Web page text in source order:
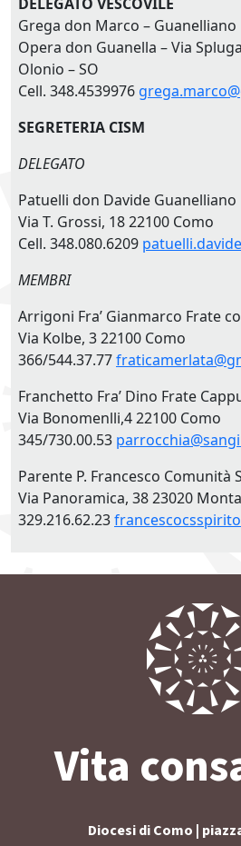
Grega don Marco – Guanelliano
Opera don Guanella – Via
Olonio – SO
Cell. 348.4539976
SEGRETERIA CISM
DELEGATO
Patuelli don Davide Guanelliano
Via T. Grossi, 18 22100 Como
Cell. 348.080.6209
MEMBRI
Arrigoni Fra’ Gianmarco Frate
Via Kolbe, 3 22100 Como
366/544.37.77
Franchetto Fra’ Dino Frate
Via Bonomenlli,4 22100 Como
345/730.00.53
Parente P. Francesco Comunità
Via Panoramica, 38 23020
329.216.62.23
Vita
Diocesi di Como |